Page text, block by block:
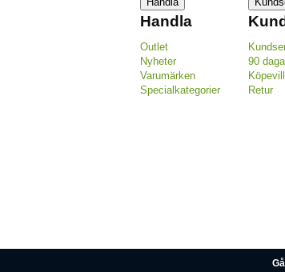
Handla
Outlet
Nyheter
Varumärken
Specialkategorier
90
Retur